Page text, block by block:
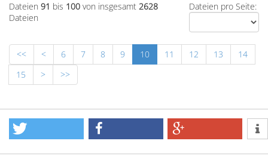
Dateien pro Seite:
Dateien 91 bis 100 von insgesamt 2628
Dateien
<< < 6 7 8 9 10 11 12 13
14
15
> >>